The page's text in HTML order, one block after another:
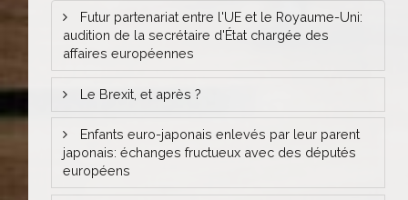
Futur partenariat entre l'UE et le Royaume-Uni:
audition de la secrétaire d'État chargée des
affaires européennes
Le Brexit, et après ?
Enfants euro-japonais enlevés par leur parent
japonais: échanges fructueux avec des députés
européens